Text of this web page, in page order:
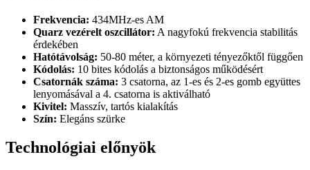
Frekvencia: 434MHz-es AM
Quarz vezérelt oszcillátor: A nagyfokú frekvencia stabilitás
érdekében
Hatótávolság: 50-80 méter, a környezeti tényezőktől függően
Kódolás: 10 bites kódolás a biztonságos működésért
Csatornák száma: 3 csatorna, az 1-es és 2-es gomb együttes
lenyomásával a 4. csatorna is aktiválható
Kivitel: Masszív, tartós kialakítás
Szín: Elegáns szürke
Technológiai előnyök